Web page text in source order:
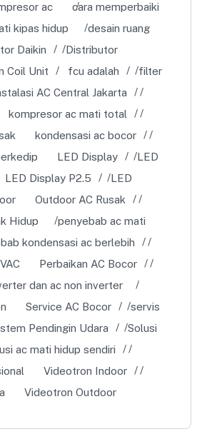
ac
cara memperbaiki
kipas hidup
desain ruang
Daikin
Distributor
Coil Unit fcu adalah
filter
AC Central Jakarta
kompresor ac mati total
kondensasi ac bocor
LED Display
LED
LED Display P2.5
LED
Outdoor AC Rusak
Hidup
penyebab ac mati
kondensasi ac berlebih
Perbaikan AC Bocor
dan ac non inverter
Service AC Bocor
servis
Pendingin Udara
Solusi
ac mati hidup sendiri
Videotron Indoor
Videotron Outdoor